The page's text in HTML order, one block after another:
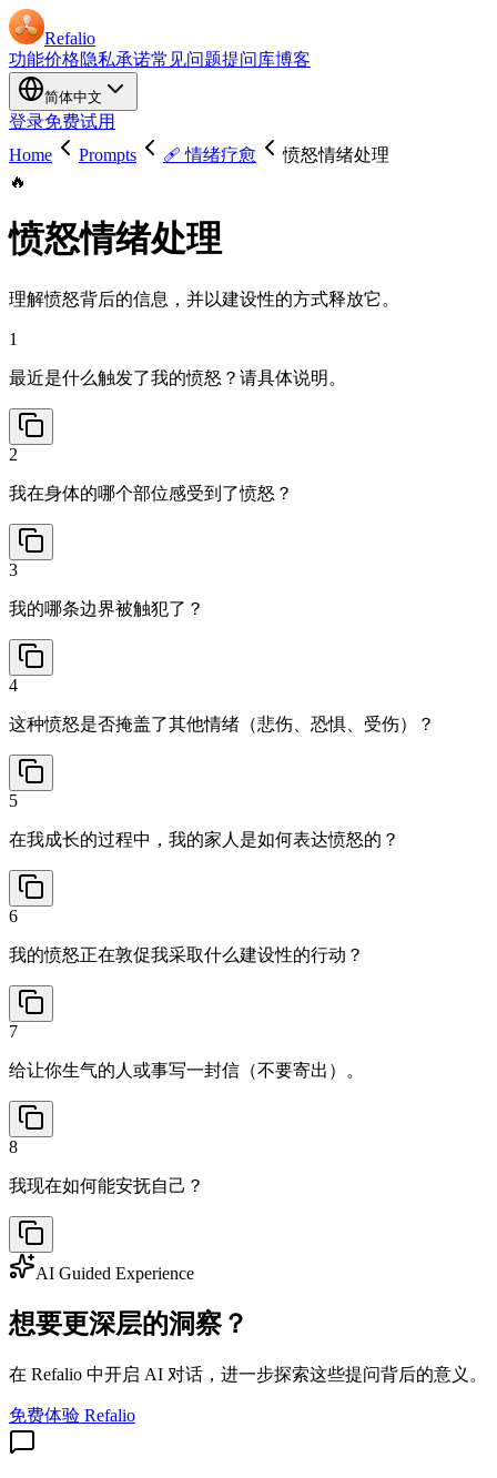
Refalio
功能价格隐私承诺常见问题提问库博客
简体中文
登录免费试用
Home
Prompts 🩹 情绪疗愈
愤怒情绪处理
🔥
愤怒情绪处理
理解愤怒背后的信息，并以建设性的方式释放它。
1
最近是什么触发了我的愤怒？请具体说明。
2
我在身体的哪个部位感受到了愤怒？
3
我的哪条边界被触犯了？
4
这种愤怒是否掩盖了其他情绪（悲伤、恐惧、受伤）？
5
在我成长的过程中，我的家人是如何表达愤怒的？
6
我的愤怒正在敦促我采取什么建设性的行动？
7
给让你生气的人或事写一封信（不要寄出）。
8
我现在如何能安抚自己？
AI Guided Experience
想要更深层的洞察？
在 Refalio 中开启 AI 对话，进一步探索这些提问背后的意义。
免费体验 Refalio